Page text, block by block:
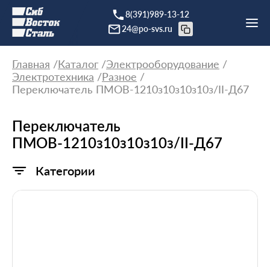
8(391)989-13-12
24@po-svs.ru
Главная Каталог Электрооборудование
Электротехника
Разное
Переключатель ПМОВ-1210з10з10з10з/II-Д67
Переключатель
ПМОВ-1210з10з10з10з/II-Д67
Категории